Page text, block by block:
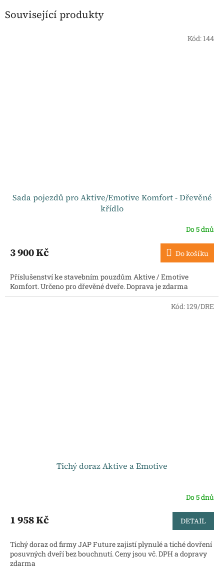
Související produkty
Sada pojezdů pro Aktive/Emotive Komfort - Dřevěné
křídlo
Do 5 dnů
3 900 Kč Do košíku
Příslušenství ke stavebním pouzdům Aktive / Emotive
Komfort. Určeno pro dřevěné dveře. Doprava je zdarma
Kód: 144
Tichý doraz Aktive a Emotive
Do 5 dnů
1 958 Kč DETAIL
Tichý doraz od firmy JAP Future zajistí plynulé a tiché dovření
posuvných dveří bez bouchnutí. Ceny jsou vč. DPH a dopravy
zdarma
Kód: 129/DRE